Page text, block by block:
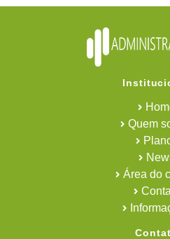
Quem
Área do